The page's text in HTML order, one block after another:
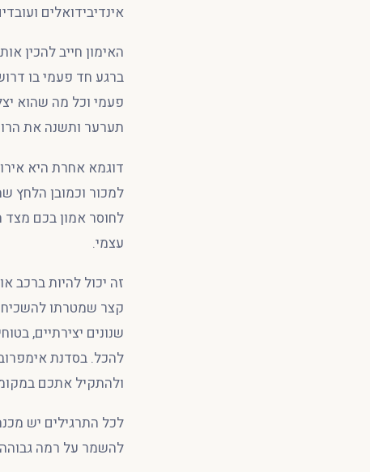
אינדיבידואלים
האימון חייב להכין
ברגע חד פעמי בו
פעמי וכל מה שהוא
תערער ותשנה את
דוגמא אחרת היא
למכור וכמובן הלחץ
לחוסר אמון בכם מצד
עצמי.
זה יכול להיות ברכב
קצר שמטרתו להשכיח
שנונים יצירתיים,
להכל. בסדנת
ולהתקיל אתכם
לכל התרגילים יש
להשמר על רמה